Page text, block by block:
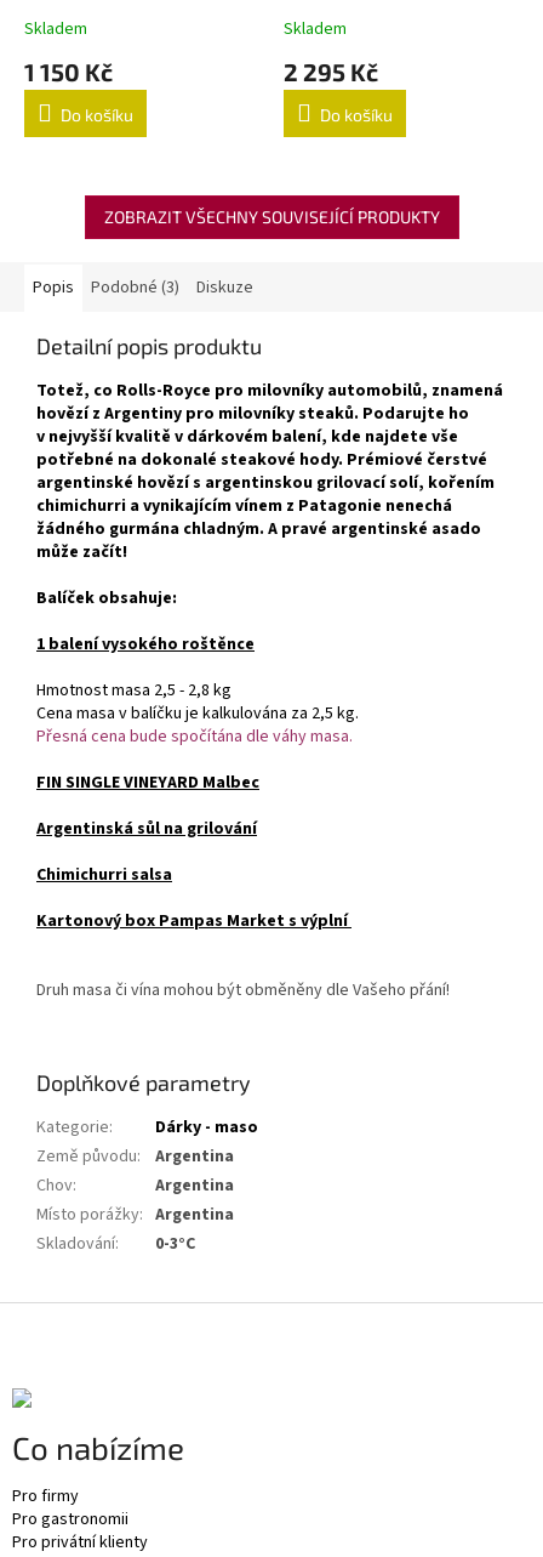
Skladem
1 150 Kč
Do košíku
Skladem
2 295 Kč
Do košíku
ZOBRAZIT VŠECHNY SOUVISEJÍCÍ PRODUKTY
Popis Podobné (3) Diskuze
Detailní popis produktu
Totež, co Rolls-Royce pro milovníky automobilů, znamená
hovězí z Argentiny pro milovníky steaků. Podarujte ho
v nejvyšší kvalitě v dárkovém balení, kde najdete vše
potřebné na dokonalé steakové hody. Prémiové čerstvé
argentinské hovězí s argentinskou grilovací solí, kořením
chimichurri a vynikajícím vínem z Patagonie nenechá
žádného gurmána chladným. A pravé argentinské asado
může začít!
Balíček obsahuje:
1 balení vysokého roštěnce
Hmotnost masa 2,5 - 2,8 kg
Cena masa v balíčku je kalkulována za 2,5 kg.
Přesná cena bude spočítána dle váhy masa.
FIN SINGLE VINEYARD Malbec
Argentinská sůl na grilování
Chimichurri salsa
Kartonový box Pampas Market s výplní
Druh masa či vína mohou být obměněny dle Vašeho přání!
Doplňkové parametry
Kategorie:
Dárky - maso
Země původu:
Argentina
Chov:
Argentina
Místo porážky: Argentina
Skladování: 0-3°C
Co nabízíme
Pro firmy
Pro gastronomii
Pro privátní klienty